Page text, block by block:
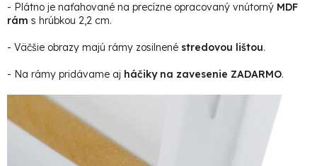
- Plátno je naťahované na precízne opracovaný vnútorný MDF
rám s hrúbkou 2,2 cm.
- Väčšie obrazy majú rámy zosilnené stredovou lištou.
- Na rámy pridávame aj háčiky na zavesenie ZADARMO.